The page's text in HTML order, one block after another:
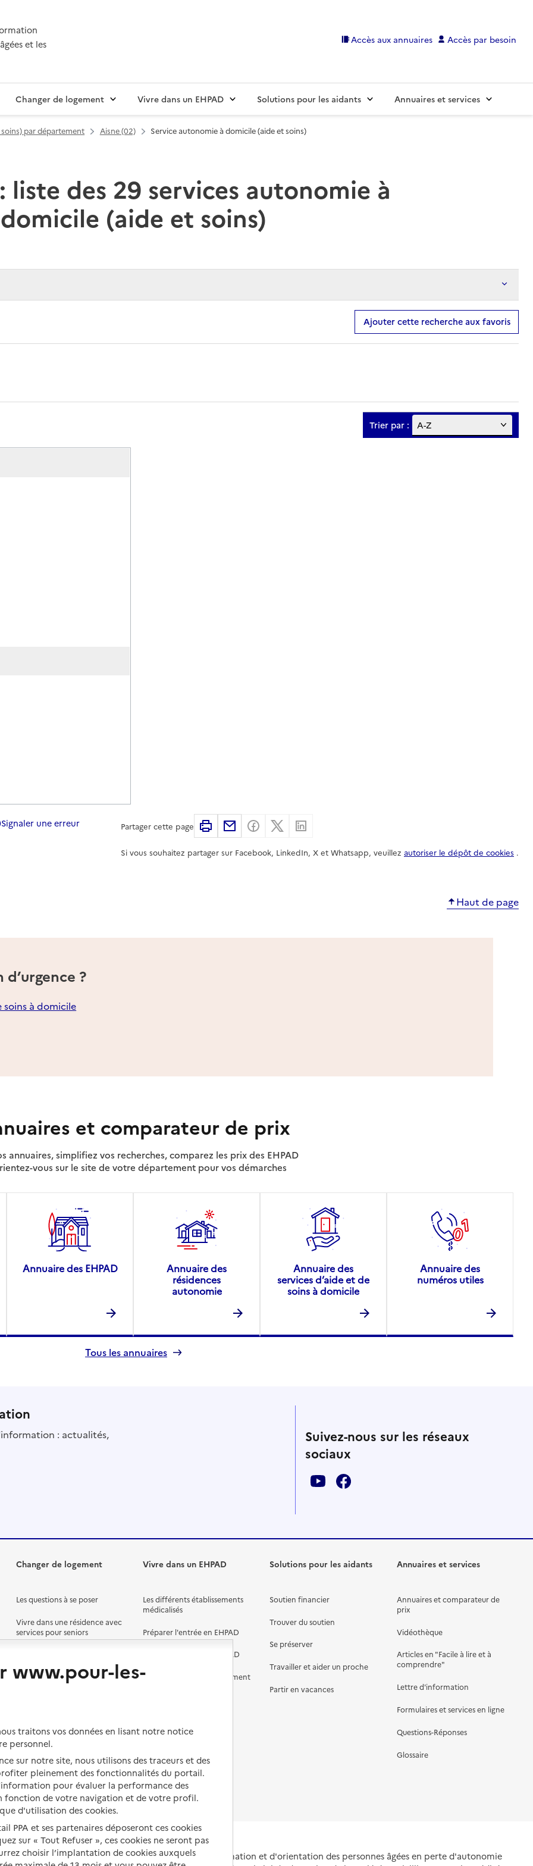
et les
Accès aux annuaires Accès par besoin
Changer de logement Vivre dans un EHPAD Solutions pour les aidants Annuaires et services
par département Aisne (02) Service autonomie à domicile (aide et soins)
liste des 29 services autonomie à
domicile (aide et soins)
Ajouter cette recherche aux favoris
Trier par :
Signaler une erreur Partager cette page ImprimerPartager par email
Partager sur Facebook
Partager sur X
Si vous souhaitez partager sur Facebook, LinkedIn, X et Whatsapp, veuillez autoriser le dépôt de cookies .
Haut de page
?
soins à domicile
et comparateur de prix
annuaires, simplifiez vos recherches, comparez les prix des EHPAD
vous sur le site de votre département pour vos démarches
Annuaire des EHPAD
Annuaire des
résidences
autonomie
Annuaire des
services d’aide et de
soins à domicile
Annuaire des
numéros utiles
Tous les annuaires
: actualités,
Suivez-nous sur les réseaux
sociaux
Changer de logement
Les questions à se poser
Vivre dans une résidence avec
services pour seniors
Vivre en accueil familial
Vivre dans un EHPAD
Les différents établissements
médicalisés
Préparer l'entrée en EHPAD
Aides financières en EHPAD
Prévention, accompagnement
Fin de vie en EHPAD
Solutions pour les aidants
Soutien financier
Trouver du soutien
Se préserver
Travailler et aider un proche
Partir en vacances
Annuaires et services
Annuaires et comparateur de
prix
Vidéothèque
Articles en "Facile à lire et à
comprendre"
Lettre d'information
Formulaires et services en ligne
Questions-Réponses
Glossaire
Portail national d'information et d'orientation des personnes âgées en perte d'autonomie
www.pour-les-
traitons vos données en lisant notre notice
personnel.
sur notre site, nous utilisons des traceurs et des
pleinement des fonctionnalités du portail.
pour évaluer la performance des
fonction de votre navigation et de votre profil.
d'utilisation des cookies.
PPA et ses partenaires déposeront ces cookies
sur « Tout Refuser », ces cookies ne seront pas
choisir l’implantation de cookies auxquels